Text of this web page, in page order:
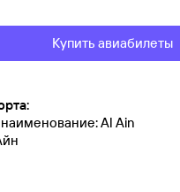
Купить авиабилеты
Al Ain